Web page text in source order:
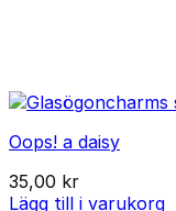
Oops! a daisy
35,00 kr
Lägg till i varukorg